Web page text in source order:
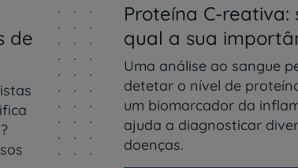
de
Proteína C-reativa:
qual a sua
Uma análise ao sangue
detetar o nível de
um biomarcador da
ajuda a diagnosticar
doenças.